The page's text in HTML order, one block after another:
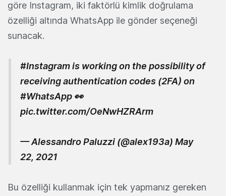
göre Instagram, iki faktörlü kimlik doğrulama
özelliği altında WhatsApp ile gönder seçeneği
sunacak.
#Instagramis working on the possibility of
receiving authentication codes (2FA) on
#WhatsApp 👀
pic.twitter.com/OeNwHZRArm
— Alessandro Paluzzi (@alex193a) May
22, 2021
Bu özelliği kullanmak için tek yapmanız gereken